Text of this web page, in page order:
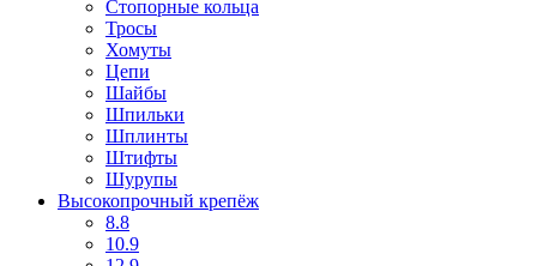
Стопорные кольца
Тросы
Хомуты
Цепи
Шайбы
Шпильки
Шплинты
Штифты
Шурупы
Высокопрочный крепёж
8.8
10.9